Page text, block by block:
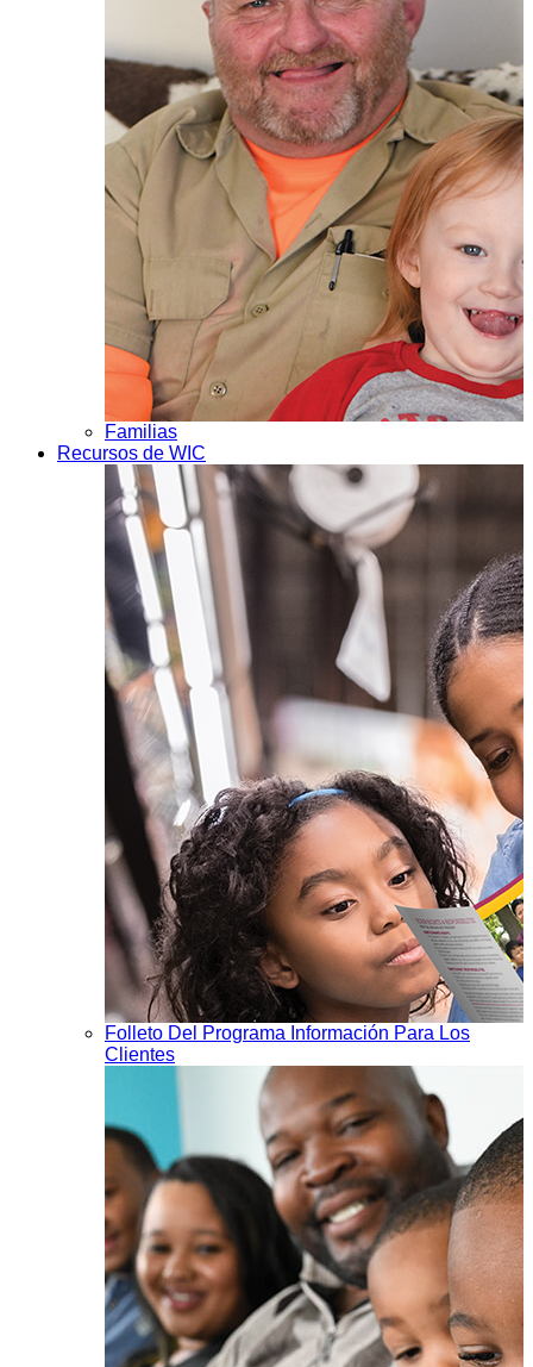
Familias
Recursos de WIC
Folleto Del Programa Información Para Los
Clientes